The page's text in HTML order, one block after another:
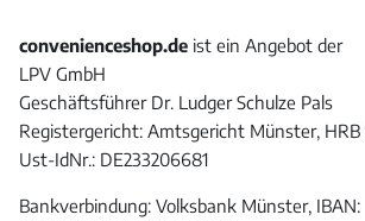
convenienceshop.de ist ein Angebot der
LPV GmbH
Geschäftsführer Dr. Ludger Schulze Pals
Registergericht: Amtsgericht Münster, HRB
Ust-IdNr.: DE233206681
Bankverbindung: Volksbank Münster, IBAN: